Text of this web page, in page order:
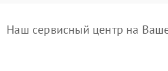
Наш сервисный центр на